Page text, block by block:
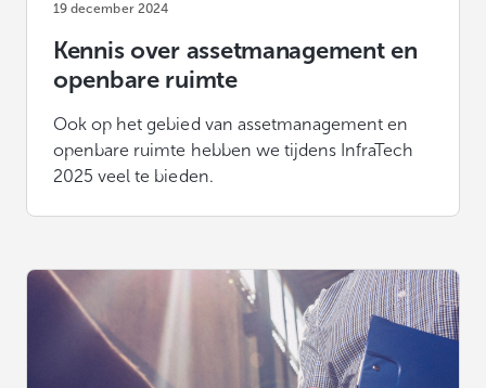
19 december 2024
Kennis over assetmanagement en
openbare ruimte
Ook op het gebied van assetmanagement en
openbare ruimte hebben we tijdens InfraTech
2025 veel te bieden.